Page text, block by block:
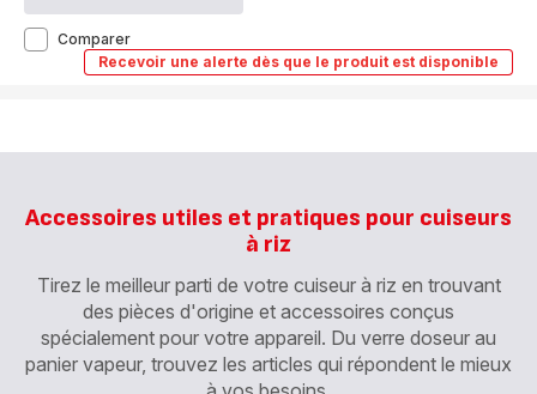
Recevoir une alerte dès que le produit est disponible
Convenient
ComparerConvenient
Series
Deluxe
Accessoires utiles et pratiques pour cuiseurs
à riz
Tirez le meilleur parti de votre cuiseur à riz en trouvant
des pièces d'origine et accessoires conçus
spécialement pour votre appareil. Du verre doseur au
panier vapeur, trouvez les articles qui répondent le mieux